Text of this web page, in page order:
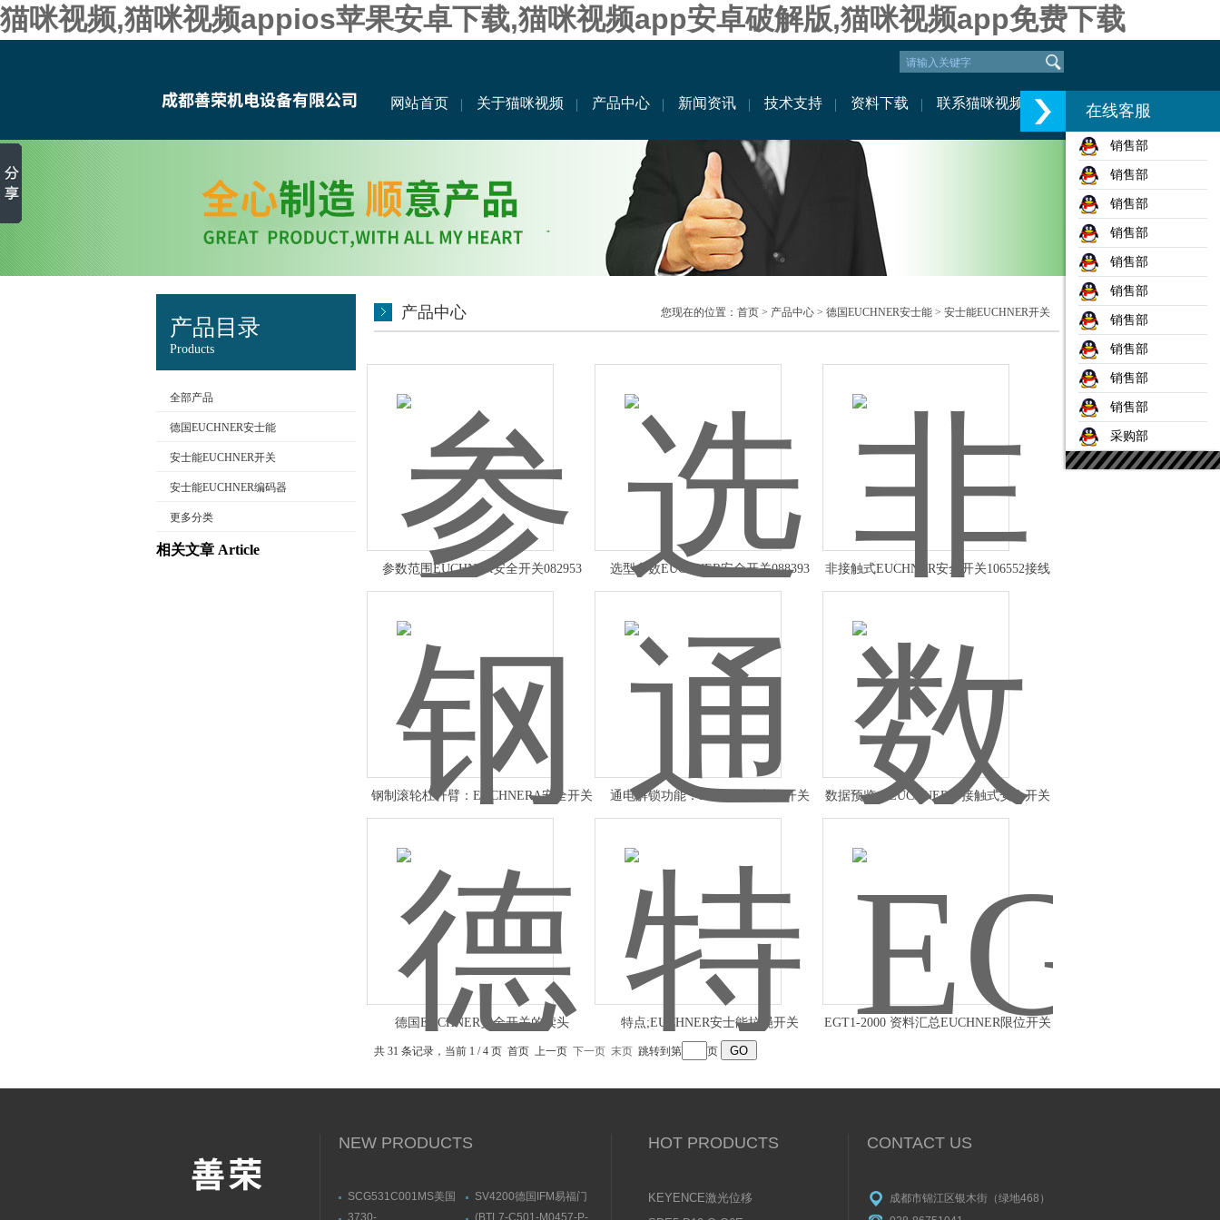
猫咪视频,猫咪视频appios苹果安卓下载,猫咪视频app安卓破解版,猫咪视频app免费下载
网站首页 关于猫咪视频 产品中心 新闻资讯 技术支持 资料下载 联系猫咪视频
产品目录
Products
全部产品
德国EUCHNER安士能
安士能EUCHNER开关
安士能EUCHNER编码器
更多分类
相关文章 Article
产品中心 您现在的位置： 首页 > 产品中心 > 德国EUCHNER安士能 > 安士能EUCHNER开关
参数范围EUCHNER安全开关082953 选型参数EUCHNER安全开关088393
非接触式EUCHNER安全开关106552接线
钢制滚轮杠杆臂：EUCHNERA安全开关 通电解锁功能：EUCHNER安全开关 数据预览，EUCHNER非接触式安全开关
德国EUCHNER安全开关的读头 特点;EUCHNER安士能拉绳开关 EGT1-2000 资料汇总EUCHNER限位开关
共 31 条记录，当前 1 / 4 页 首页 上一页 下一页 末页 跳转到第 页
NEW PRODUCTS
SCG531C001MS美国
ASCO阿斯卡电磁阀有货
SV4200德国IFM易福门
流量传感器带显示屏
3730- (BTL7-C501-M0457-P-
HOT PRODUCTS
KEYENCE激光位移
传感器使用说明书
CONTACT US
成都市锦江区银木街（绿地468）
在线客服
销售部
销售部
销售部
销售部
销售部
销售部
销售部
销售部
销售部
销售部
采购部